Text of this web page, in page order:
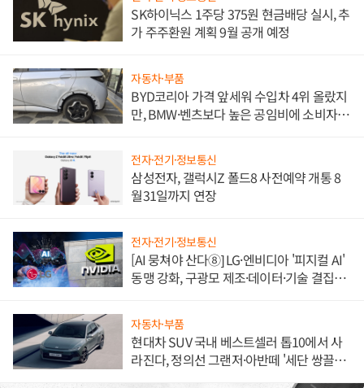
SK하이닉스 1주당 375원 현금배당 실시, 추
가 주주환원 계획 9월 공개 예정
자동차·부품
BYD코리아 가격 앞세워 수입차 4위 올랐지
만, BMW·벤츠보다 높은 공임비에 소비자
전자·전기·정보통신
삼성전자, 갤럭시Z 폴드8 사전예약 개통 8
월31일까지 연장
전자·전기·정보통신
[AI 뭉쳐야 산다⑧] LG·엔비디아 '피지컬 AI'
동맹 강화, 구광모 제조·데이터·기술 결집
자동차·부품
현대차 SUV 국내 베스트셀러 톱10에서 사
라진다, 정의선 그랜저·아반떼 '세단 쌍끌